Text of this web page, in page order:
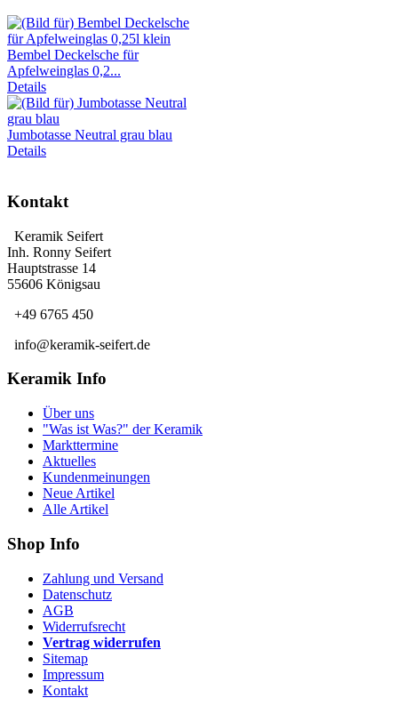
Bembel Deckelsche für
Apfelweinglas 0,2...
Details
Jumbotasse Neutral grau blau
Details
Kontakt
Keramik Seifert
Inh. Ronny Seifert
Hauptstrasse 14
55606 Königsau
+49 6765 450
info@keramik-seifert.de
Keramik Info
Über uns
"Was ist Was?" der Keramik
Markttermine
Aktuelles
Kundenmeinungen
Neue Artikel
Alle Artikel
Shop Info
Zahlung und Versand
Datenschutz
AGB
Widerrufsrecht
Vertrag widerrufen
Sitemap
Impressum
Kontakt